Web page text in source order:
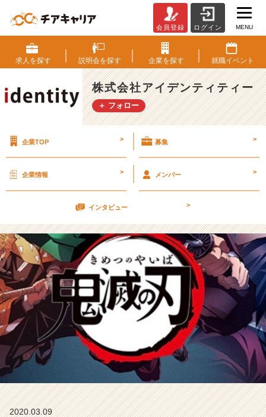
マ
り
ま
し
た
【株
ア
ン
テ
テ
ィ
ー
の
タ
イ
ム
ラ
ン】
|
ン
会員登録 ログイン MENU
求人を探す 説明会を探す 企業を探す 就職イベント
株式会社アイデンティティー
＋ フォロー
企業TOP > 募集 >
企業情報 > メンバー >
インタビュー >
2020.03.09